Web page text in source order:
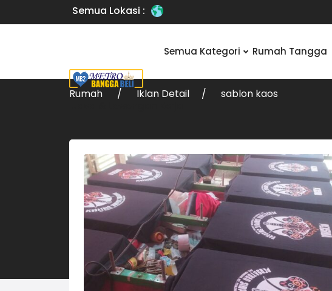
Semua Lokasi :
Semua Kategori Rumah Tangga
Rumah Iklan Detail sablon kaos